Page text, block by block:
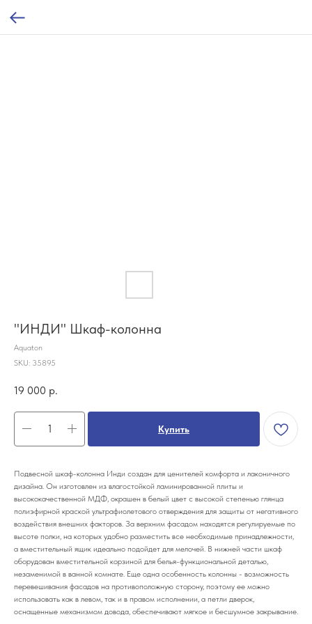
"ИНДИ" Шкаф-колонна
Aquaton
SKU: 35895
19 000 р.
Купить
Подвесной шкаф-колонна Инди создан для ценителей комфорта и лаконичного
дизайна. Он изготовлен из влагостойкой ламинированной плиты и
высококачественной МДФ, окрашен в белый цвет с высокой степенью глянца
полиэфирной краской ультрафиолетового отверждения для защиты от негативного
воздействия внешних факторов. За верхним фасадом находятся регулируемые по
высоте полки, на которых удобно разместить все необходимые принадлежности,
а вместительный ящик идеально подойдет для мелочей. В нижней части шкаф
оборудован вместительной корзиной для белья-функциональной деталью,
незаменимой в ванной комнате. Еще одна особенность колонны - возможность
перевешивания фасадов на противоположную сторону, поэтому ее можно
использовать как в левом, так и в правом исполнении, а петли дверок,
оснащенные механизмом довода, обеспечивают мягкое и бесшумное закрывание.